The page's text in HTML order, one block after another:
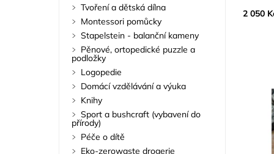
2 050
Tvoření a dětská dílna
Montessori pomůcky
Stapelstein - balanční kameny
Pěnové, ortopedické puzzle a
podložky
Logopedie
Domácí vzdělávání a výuka
Knihy
Sport a bushcraft (vybavení do
přírody)
Péče o dítě
Eko-zerowaste drogerie